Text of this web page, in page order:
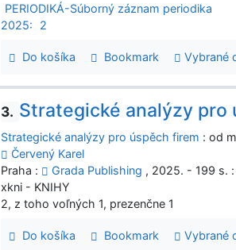
PERIODIKÁ-Súborný záznam periodika
2025:
2
Do košíka Bookmark Vybrané
3. Strategické analýzy pro
Strategické analýzy pro úspěch firem : od
Červený Karel
Praha :
Grada Publishing , 2025. - 199 s.
xkni - KNIHY
2, z toho voľných 1, prezenčne 1
Do košíka Bookmark Vybrané